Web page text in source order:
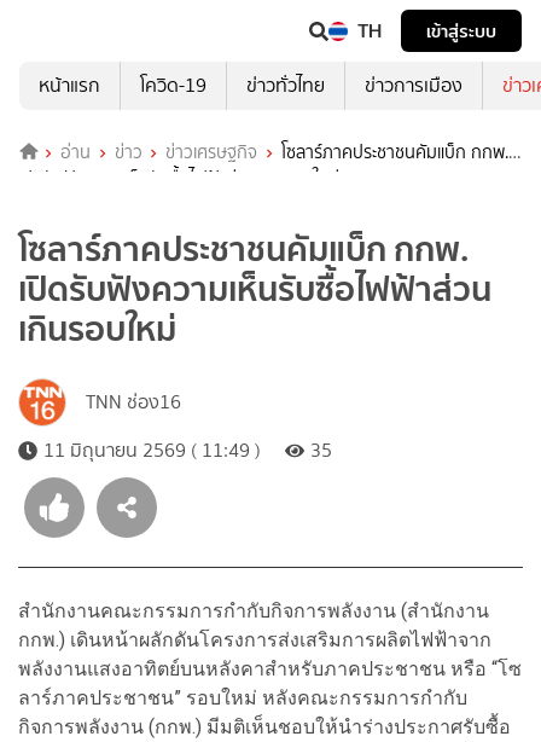
TH
เข้าสู่ระบบ
หน้าแรก
โควิด-19 ข่าวทั่วไทย ข่าวการเมือง ข่าว
อ่าน ข่าว ข่าวเศรษฐกิจ
โซลาร์ภาคประชาชนคัมแบ็ก กกพ.
เปิดรับฟังความเห็นรับซื้อไฟฟ้าส่วนเกินรอบใหม่
โซลาร์ภาคประชาชนคัมแบ็ก กกพ.
เปิดรับฟังความเห็นรับซื้อไฟฟ้าส่วน
เกินรอบใหม่
TNN ช่อง16
11 มิถุนายน 2569 ( 11:49 )
35
สำนักงานคณะกรรมการกำกับกิจการพลังงาน (สำนักงาน
กกพ.) เดินหน้าผลักดันโครงการส่งเสริมการผลิตไฟฟ้าจาก
พลังงานแสงอาทิตย์บนหลังคาสำหรับภาคประชาชน หรือ “โซ
ลาร์ภาคประชาชน” รอบใหม่ หลังคณะกรรมการกำกับ
กิจการพลังงาน (กกพ.) มีมติเห็นชอบให้นำร่างประกาศรับซื้อ